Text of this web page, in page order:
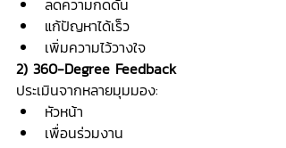
ลดความกดดัน
แก้ปัญหาได้เร็ว
เพิ่มความไว้วางใจ
2) 360-Degree Feedback
ประเมินจากหลายมุมมอง:
หัวหน้า
เพื่อนร่วมงาน